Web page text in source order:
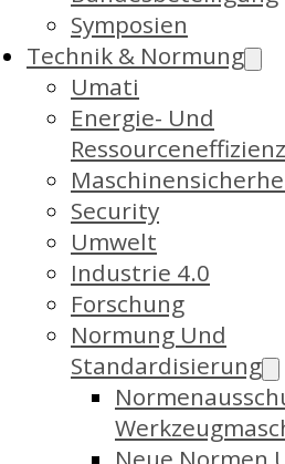
Symposien
Technik & Normung
Umati
Energie- Und
Ressourceneffizienz
Security
Umwelt
Industrie 4.0
Forschung
Normung Und
Standardisierung